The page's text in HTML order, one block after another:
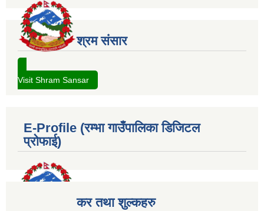
श्रम संसार
Visit Shram Sansar
E-Profile (रम्भा गाउँपालिका डिजिटल
प्रोफाई)
कर तथा शुल्कहरु